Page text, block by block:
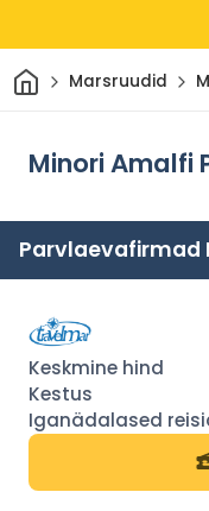
Avaleht
Marsruudid
Minori Amalfi
Parvlaevafirmad